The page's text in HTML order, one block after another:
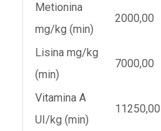
Metionina
mg/kg (min)
2000,00
Lisina mg/kg
(min)
7000,00
Vitamina A
UI/kg (min)
11250,00